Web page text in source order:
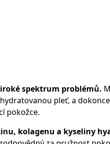
spektrum problémů.
pleť, a
pokožce.
kolagenu a kyseliny